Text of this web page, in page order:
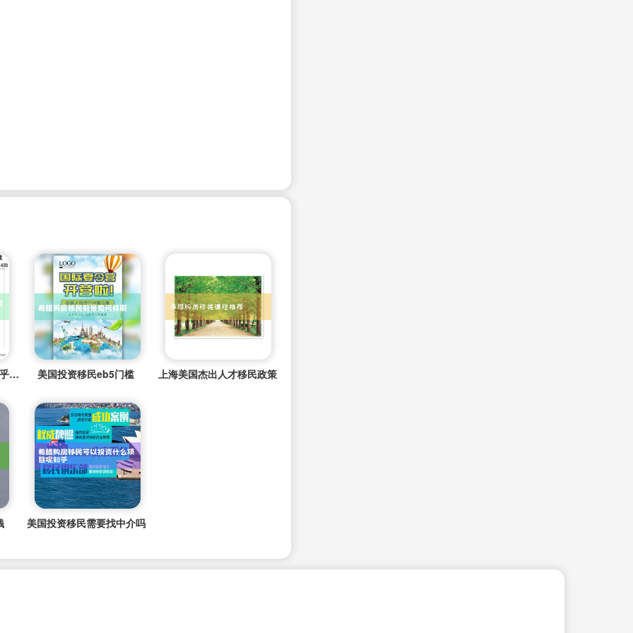
日本房产投资热度高吗知乎推荐 美国投资移民eb5门槛 上海美国杰出人才移民政策
美国投资移民需要找中介吗